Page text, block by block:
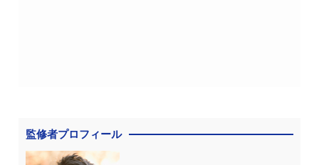
監修者プロフィール